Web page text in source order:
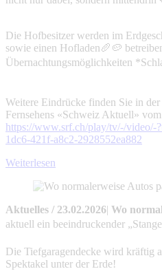
Die Hofbesitzer werden im
sowie einen Hofladen🥖🥔
Übernachtungsmöglichkeiten
Weitere Eindrücke finden Sie in
Fernsehens «Schweiz Aktuell»
https://www.srf.ch/play/tv/-/video/-
1dc6-421f-a8c2-2928552ea882
Weiterlesen
Aktuelles / 23.02.2026| Wo
aktuell ein beeindruckender
Die Tiefgaragendecke wird kräftig
Spektakel unter der Erde!